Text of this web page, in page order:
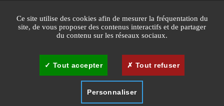
Mentions légales Agglomération Cannes Lérins
Plan du site Gestion des cookies
Ce site utilise des cookies afin de mesurer la fréquentation du
site, de vous proposer des contenus interactifs et de partager
du contenu sur les réseaux sociaux.
Tout accepter Tout refuser
Personnaliser